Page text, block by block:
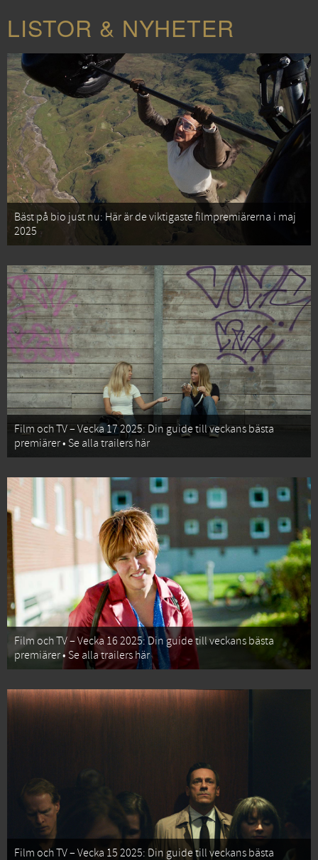
LISTOR & NYHETER
Bäst på bio just nu: Här är de viktigaste filmpremiärerna i maj
2025
Film och TV – Vecka 17 2025: Din guide till veckans bästa
premiärer • Se alla trailers här
Film och TV – Vecka 16 2025: Din guide till veckans bästa
premiärer • Se alla trailers här
Film och TV – Vecka 15 2025: Din guide till veckans bästa